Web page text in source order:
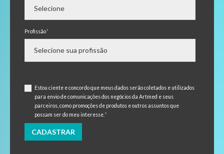
Profissão*
Estou ciente e concordo que meus dados serão coletados e utilizados
para envio de comunicações dos negócios da Artmed e seus
parceiros, como promoções de produtos e outros assuntos que
possam ser do meu interesse. *